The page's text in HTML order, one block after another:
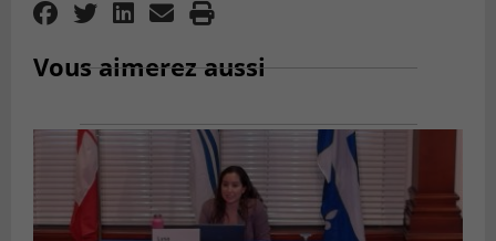
Vous aimerez aussi